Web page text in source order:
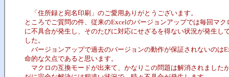
「住所録と宛名印刷」のご愛用ありがとうございます。
ところでご質問の件、従来のExcelのバージョンアップでは毎回マク
に不具合が発生し、そのたびに対応にせざるを得ない状況が発生し
した。
バージョンアップで過去のバージョンの動作が保証されないのは
命的な欠点であると思います。
マクロの互換モードが出来て、かなりこの問題は解消されました